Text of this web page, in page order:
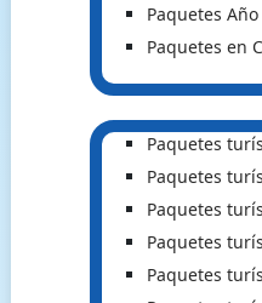
Paquetes
Paquetes en
Paquetes
Paquetes
Paquetes
Paquetes
Paquetes